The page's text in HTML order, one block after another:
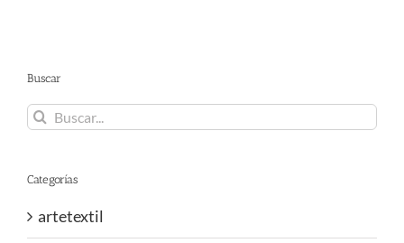
Buscar
Buscar:
Categorías
artetextil